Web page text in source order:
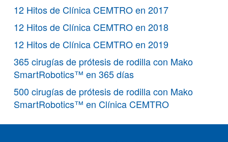
12 Hitos de Clínica CEMTRO en 2017
12 Hitos de Clínica CEMTRO en 2018
12 Hitos de Clínica CEMTRO en 2019
365 cirugías de prótesis de rodilla con Mako
SmartRobotics™ en 365 días
500 cirugías de prótesis de rodilla con Mako
SmartRobotics™ en Clínica CEMTRO